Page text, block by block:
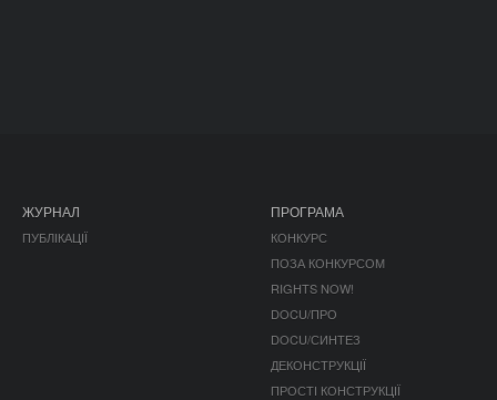
ЖУРНАЛ
ПУБЛІКАЦІЇ
ПРОГРАМА
КОНКУРС
ПОЗА КОНКУРСОМ
RIGHTS NOW!
DOCU/ПРО
DOCU/СИНТЕЗ
ДЕКОНСТРУКЦІЇ
ПРОСТІ КОНСТРУКЦІЇ